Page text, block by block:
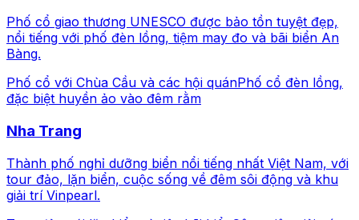
Phố cổ giao thương UNESCO được bảo tồn tuyệt đẹp,
nổi tiếng với phố đèn lồng, tiệm may đo và bãi biển An
Bàng.
Phố cổ với Chùa Cầu và các hội quánPhố cổ đèn lồng,
đặc biệt huyền ảo vào đêm rằm
Nha Trang
Thành phố nghỉ dưỡng biển nổi tiếng nhất Việt Nam, với
tour đảo, lặn biển, cuộc sống về đêm sôi động và khu
giải trí Vinpearl.